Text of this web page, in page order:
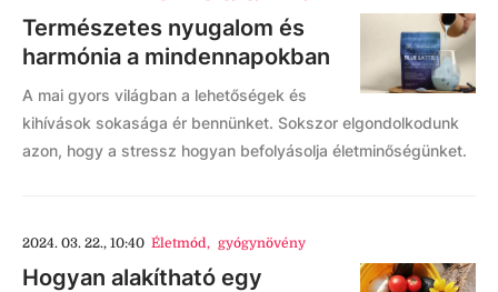
Természetes nyugalom és
harmónia a mindennapokban
A mai gyors világban a lehetőségek és
kihívások sokasága ér bennünket. Sokszor elgondolkodunk
azon, hogy a stressz hogyan befolyásolja életminőségünket.
2024. 03. 22., 10:40 Életmód, gyógynövény
Hogyan alakítható egy